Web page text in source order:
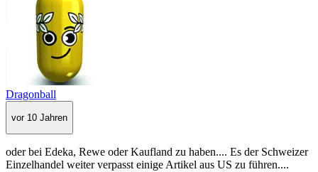
Dragonball
vor 10 Jahren
oder bei Edeka, Rewe oder Kaufland zu haben.... Es der Schweizer
Einzelhandel weiter verpasst einige Artikel aus US zu führen....